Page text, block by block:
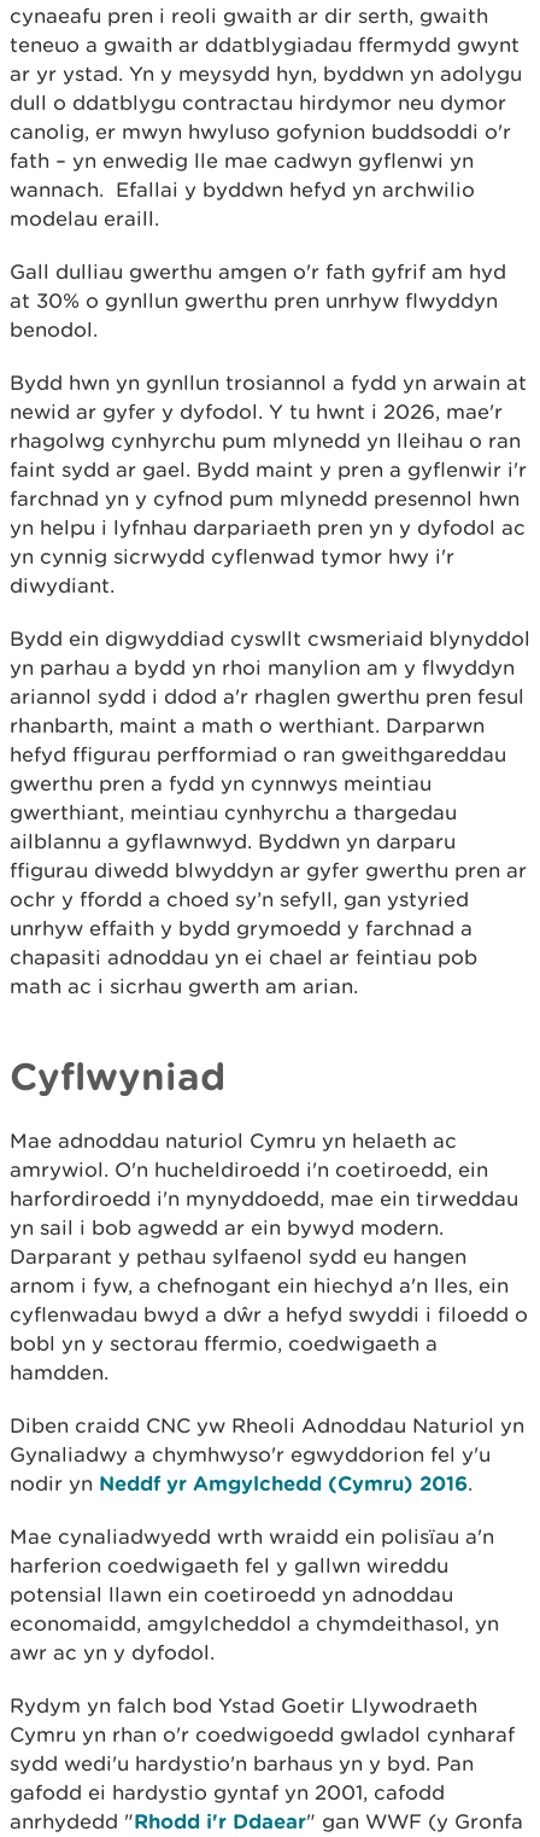
cynaeafu pren i reoli gwaith ar dir serth, gwaith
teneuo a gwaith ar ddatblygiadau ffermydd gwynt
ar yr ystad. Yn y meysydd hyn, byddwn yn adolygu
dull o ddatblygu contractau hirdymor neu dymor
canolig, er mwyn hwyluso gofynion buddsoddi o'r
fath – yn enwedig lle mae cadwyn gyflenwi yn
wannach. Efallai y byddwn hefyd yn archwilio
modelau eraill.
Gall dulliau gwerthu amgen o'r fath gyfrif am hyd
at 30% o gynllun gwerthu pren unrhyw flwyddyn
benodol.
Bydd hwn yn gynllun trosiannol a fydd yn arwain at
newid ar gyfer y dyfodol. Y tu hwnt i 2026, mae'r
rhagolwg cynhyrchu pum mlynedd yn lleihau o ran
faint sydd ar gael. Bydd maint y pren a gyflenwir i'r
farchnad yn y cyfnod pum mlynedd presennol hwn
yn helpu i lyfnhau darpariaeth pren yn y dyfodol ac
yn cynnig sicrwydd cyflenwad tymor hwy i'r
diwydiant.
Bydd ein digwyddiad cyswllt cwsmeriaid blynyddol
yn parhau a bydd yn rhoi manylion am y flwyddyn
ariannol sydd i ddod a'r rhaglen gwerthu pren fesul
rhanbarth, maint a math o werthiant. Darparwn
hefyd ffigurau perfformiad o ran gweithgareddau
gwerthu pren a fydd yn cynnwys meintiau
gwerthiant, meintiau cynhyrchu a thargedau
ailblannu a gyflawnwyd. Byddwn yn darparu
ffigurau diwedd blwyddyn ar gyfer gwerthu pren ar
ochr y ffordd a choed sy’n sefyll, gan ystyried
unrhyw effaith y bydd grymoedd y farchnad a
chapasiti adnoddau yn ei chael ar feintiau pob
math ac i sicrhau gwerth am arian.
Cyflwyniad
Mae adnoddau naturiol Cymru yn helaeth ac
amrywiol. O'n hucheldiroedd i'n coetiroedd, ein
harfordiroedd i'n mynyddoedd, mae ein tirweddau
yn sail i bob agwedd ar ein bywyd modern.
Darparant y pethau sylfaenol sydd eu hangen
arnom i fyw, a chefnogant ein hiechyd a'n lles, ein
cyflenwadau bwyd a dŵr a hefyd swyddi i filoedd o
bobl yn y sectorau ffermio, coedwigaeth a
hamdden.
Diben craidd CNC yw Rheoli Adnoddau Naturiol yn
Gynaliadwy a chymhwyso'r egwyddorion fel y'u
nodir yn Neddf yr Amgylchedd (Cymru) 2016.
Mae cynaliadwyedd wrth wraidd ein polisïau a'n
harferion coedwigaeth fel y gallwn wireddu
potensial llawn ein coetiroedd yn adnoddau
economaidd, amgylcheddol a chymdeithasol, yn
awr ac yn y dyfodol.
Rydym yn falch bod Ystad Goetir Llywodraeth
Cymru yn rhan o'r coedwigoedd gwladol cynharaf
sydd wedi'u hardystio'n barhaus yn y byd. Pan
gafodd ei hardystio gyntaf yn 2001, cafodd
anrhydedd "Rhodd i'r Ddaear" gan WWF (y Gronfa